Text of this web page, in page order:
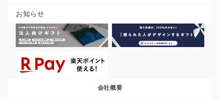
お知らせ
会社概要